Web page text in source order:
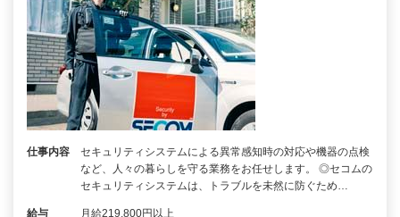
仕事内容
セキュリティシステムによる異常感知時の対応や機器の点検
など、人々の暮らしを守る業務をお任せします。 ◎セコムの
セキュリティシステムは、トラブルを未然に防ぐため…
給与 月給219,800円以上